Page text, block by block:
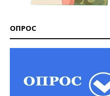
ОПРОС